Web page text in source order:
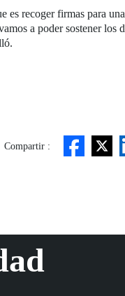
es recoger firmas para
a poder sostener los
Compartir :